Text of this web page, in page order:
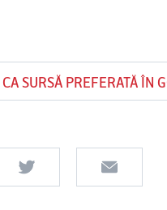
CA SURSĂ PREFERATĂ ÎN